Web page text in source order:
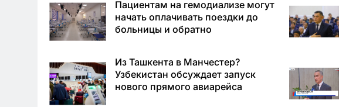
Пациентам на гемодиализе могут
начать оплачивать поездки до
больницы и обратно
Из Ташкента в Манчестер?
Узбекистан обсуждает запуск
нового прямого авиарейса